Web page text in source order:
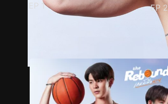
EP 1 EP 2
เนื้อหาที่แนะนำ